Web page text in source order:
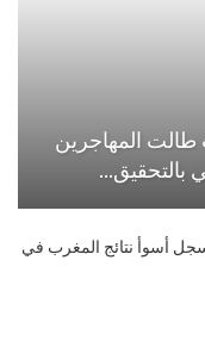
طالت المهاجرين
بالتحقيق…
يسجل أسوأ نتائج المغرب في